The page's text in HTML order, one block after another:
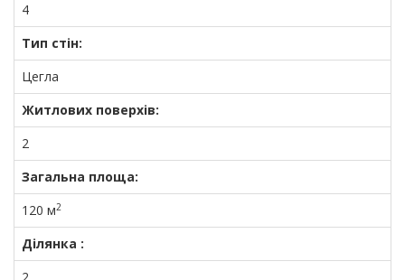
4
Тип стін:
Цегла
Житлових поверхів:
2
Загальна площа:
120 м2
Ділянка :